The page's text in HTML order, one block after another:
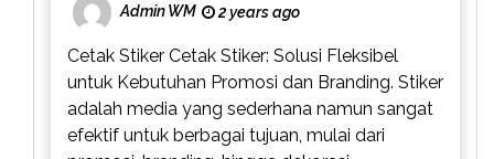
Admin WM 2 years ago
Cetak Stiker Cetak Stiker: Solusi Fleksibel
untuk Kebutuhan Promosi dan Branding. Stiker
adalah media yang sederhana namun sangat
efektif untuk berbagai tujuan, mulai dari